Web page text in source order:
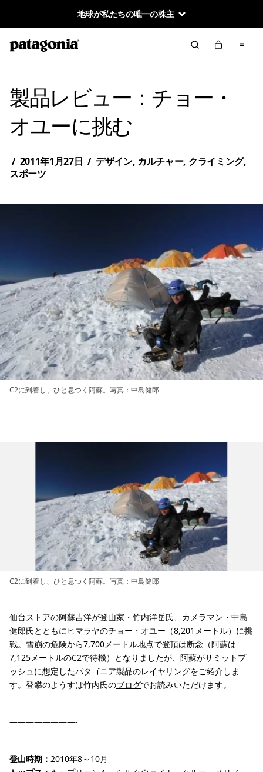
地球が私たちの唯一の株主
製品レビュー：チョー・
オユーに挑む
/ 2011年1月27日 / デザイン, カルチャー, クライミング,
スポーツ
C2に到着し、ひと息つく阿蘇。写真：中島健郎
C2に到着し、ひと息つく阿蘇。写真：中島健郎
仙台ストアの阿蘇吉洋が登山家・竹内洋岳氏、カメラマン・中島
健郎氏とともにヒマラヤのチョー・オユー（8,201メートル）に挑
戦。雪崩の危険から7,700メートル地点で登頂は断念（阿蘇は
7,125メートルのC2で待機）となりましたが、阿蘇がサミットプ
ッシュに想定したパタゴニア製品のレイヤリングをご紹介しま
す。登攀のようすは竹内氏のブログでお読みいただけます。
————————-
登山時期： 2010年8～10月